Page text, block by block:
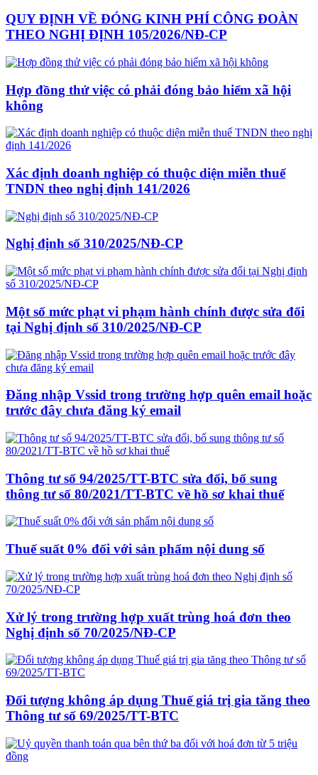
QUY ĐỊNH VỀ ĐÓNG KINH PHÍ CÔNG ĐOÀN
THEO NGHỊ ĐỊNH 105/2026/NĐ-CP
Hợp đồng thử việc có phải đóng bảo hiểm xã hội
không
Xác định doanh nghiệp có thuộc diện miễn thuế
TNDN theo nghị định 141/2026
Nghị định số 310/2025/NĐ-CP
Một số mức phạt vi phạm hành chính được sửa đổi
tại Nghị định số 310/2025/NĐ-CP
Đăng nhập Vssid trong trường hợp quên email hoặc
trước đây chưa đăng ký email
Thông tư số 94/2025/TT-BTC sửa đổi, bổ sung
thông tư số 80/2021/TT-BTC về hồ sơ khai thuế
Thuế suất 0% đối với sản phẩm nội dung số
Xử lý trong trường hợp xuất trùng hoá đơn theo
Nghị định số 70/2025/NĐ-CP
Đối tượng không áp dụng Thuế giá trị gia tăng theo
Thông tư số 69/2025/TT-BTC